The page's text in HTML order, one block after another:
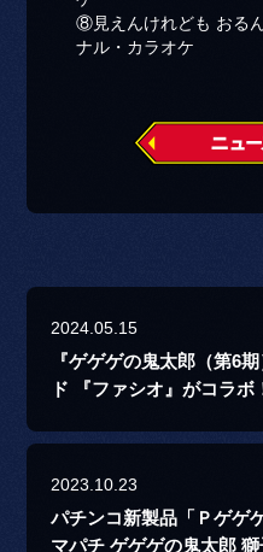
⑧見えんけれども お
ナル・カラオケ
2024.05.15
『ゲゲゲの鬼太郎（第6
ド 『ファシオ』がコラボ
2023.10.23
パチンコ新製品「Ｐゲゲ
マパチ ゲゲゲの鬼太郎